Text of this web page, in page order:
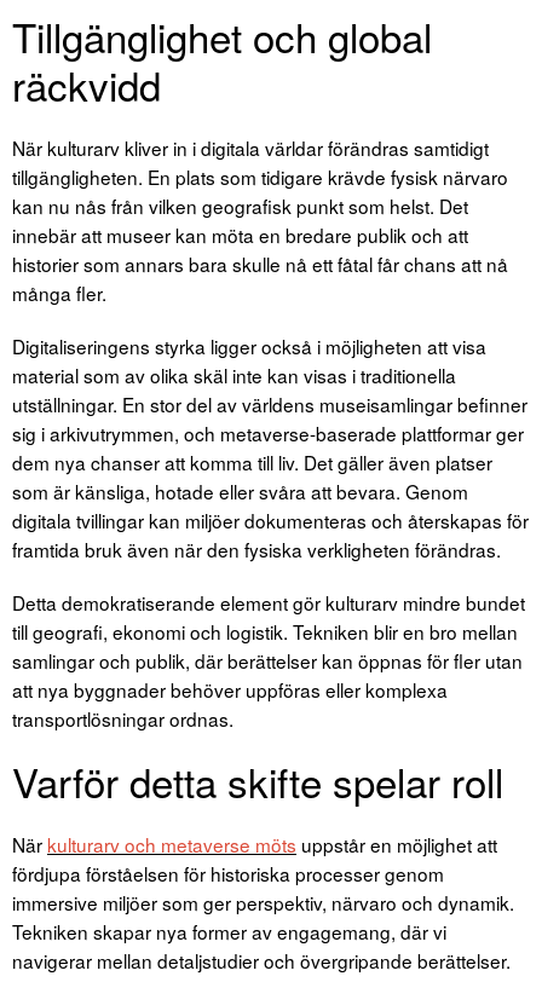
Tillgänglighet och global
räckvidd
När kulturarv kliver in i digitala världar förändras samtidigt
tillgängligheten. En plats som tidigare krävde fysisk närvaro
kan nu nås från vilken geografisk punkt som helst. Det
innebär att museer kan möta en bredare publik och att
historier som annars bara skulle nå ett fåtal får chans att nå
många fler.
Digitaliseringens styrka ligger också i möjligheten att visa
material som av olika skäl inte kan visas i traditionella
utställningar. En stor del av världens museisamlingar befinner
sig i arkivutrymmen, och metaverse-baserade plattformar ger
dem nya chanser att komma till liv. Det gäller även platser
som är känsliga, hotade eller svåra att bevara. Genom
digitala tvillingar kan miljöer dokumenteras och återskapas för
framtida bruk även när den fysiska verkligheten förändras.
Detta demokratiserande element gör kulturarv mindre bundet
till geografi, ekonomi och logistik. Tekniken blir en bro mellan
samlingar och publik, där berättelser kan öppnas för fler utan
att nya byggnader behöver uppföras eller komplexa
transportlösningar ordnas.
Varför detta skifte spelar roll
När kulturarv och metaverse möts uppstår en möjlighet att
fördjupa förståelsen för historiska processer genom
immersive miljöer som ger perspektiv, närvaro och dynamik.
Tekniken skapar nya former av engagemang, där vi
navigerar mellan detaljstudier och övergripande berättelser.